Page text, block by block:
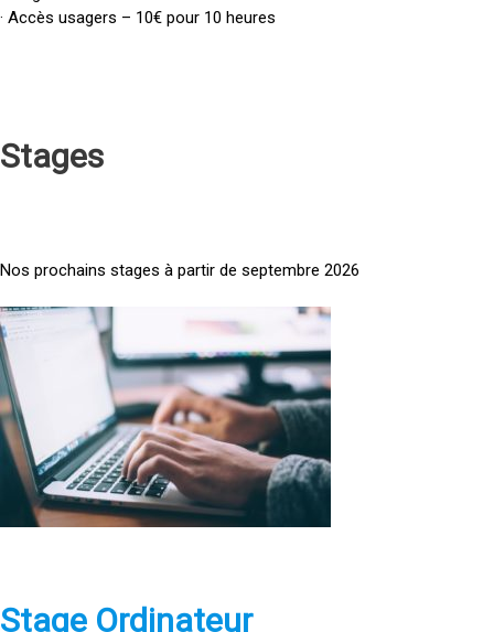
· Accès usagers – 10€ pour 10 heures
Stages
Nos prochains stages à partir de septembre 2026
<
a
h
e
f
pStage Ordinateur